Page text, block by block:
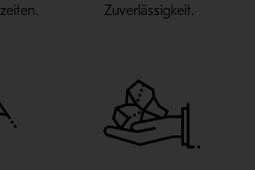
Zuverlässigkeit.